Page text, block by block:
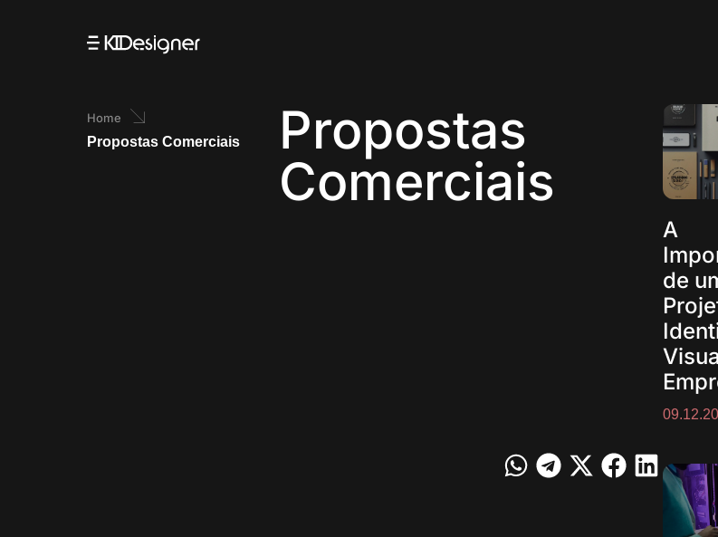
Home
Propostas Comerciais
Propostas
Comerciais
A
de